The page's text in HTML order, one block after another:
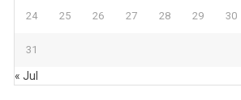
24 25 26 27 28 29 30
31
« Jul